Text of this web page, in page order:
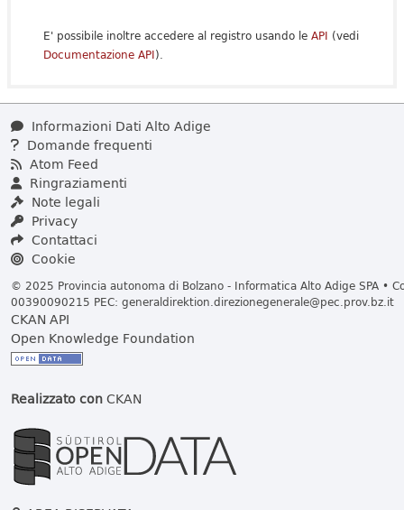
E' possibile inoltre accedere al registro usando le API (vedi
Documentazione API).
Informazioni Dati Alto Adige
Domande frequenti
Atom Feed
Ringraziamenti
Note legali
Privacy
Contattaci
Cookie
© 2025 Provincia autonoma di Bolzano - Informatica Alto Adige SPA •
00390090215 PEC: generaldirektion.direzionegenerale@pec.prov.bz.it
CKAN API
Open Knowledge Foundation
Realizzato conCKAN